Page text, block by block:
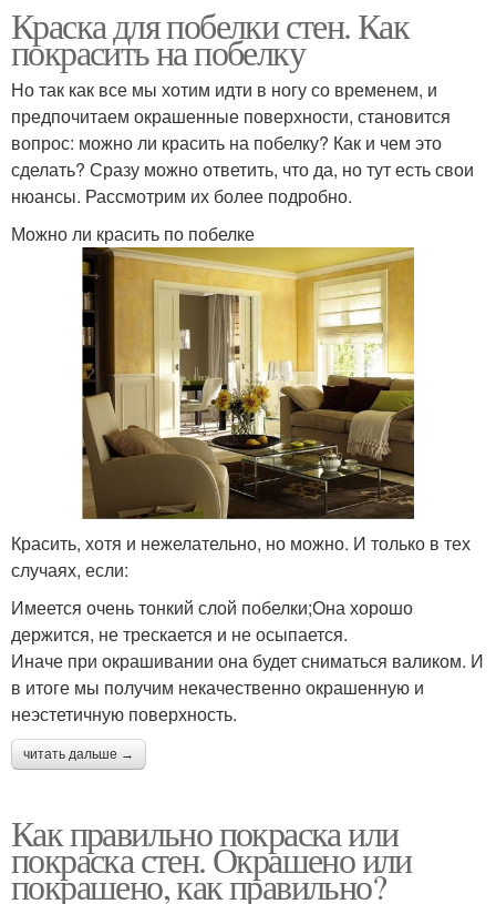
Краска для побелки стен. Как
покрасить на побелку
Но так как все мы хотим идти в ногу со временем, и
предпочитаем окрашенные поверхности, становится
вопрос: можно ли красить на побелку? Как и чем это
сделать? Сразу можно ответить, что да, но тут есть свои
нюансы. Рассмотрим их более подробно.
Можно ли красить по побелке
Красить, хотя и нежелательно, но можно. И только в тех
случаях, если:
Имеется очень тонкий слой побелки;Она хорошо
держится, не трескается и не осыпается.
Иначе при окрашивании она будет сниматься валиком. И
в итоге мы получим некачественно окрашенную и
неэстетичную поверхность.
читать дальше →
Как правильно покраска или
покраска стен. Окрашено или
покрашено, как правильно?